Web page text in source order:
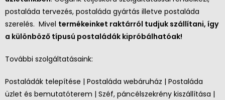
postaláda tervezés, postaláda gyártás illetve postaláda
szerelés. Mivel termékeinket raktárról tudjuk szállítani, így
a különböző típusú postaládák kipróbálhatóak!
További szolgáltatásaink:
Postaládák telepítése | Postaláda webáruház | Postaláda
üzlet és bemutatóterem | Széf, páncélszekrény kiszállítása |